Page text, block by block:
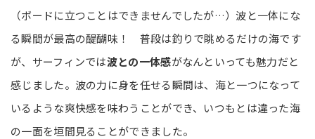
（ボードに立つことはできませんでしたが…）波と一体にな
る瞬間が最高の醍醐味！ 普段は釣りで眺めるだけの海です
が、サーフィンでは波との一体感がなんといっても魅力だと
感じました。波の力に身を任せる瞬間は、海と一つになって
いるような爽快感を味わうことができ、いつもとは違った海
の一面を垣間見ることができました。